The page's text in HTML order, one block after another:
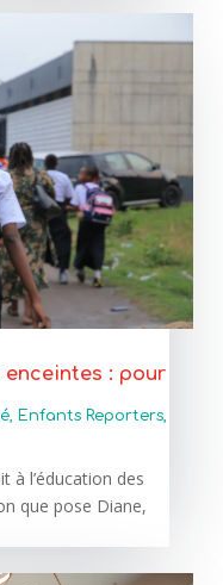
enceintes : pour
, Enfants Reporters,
à l’éducation des
que pose Diane,